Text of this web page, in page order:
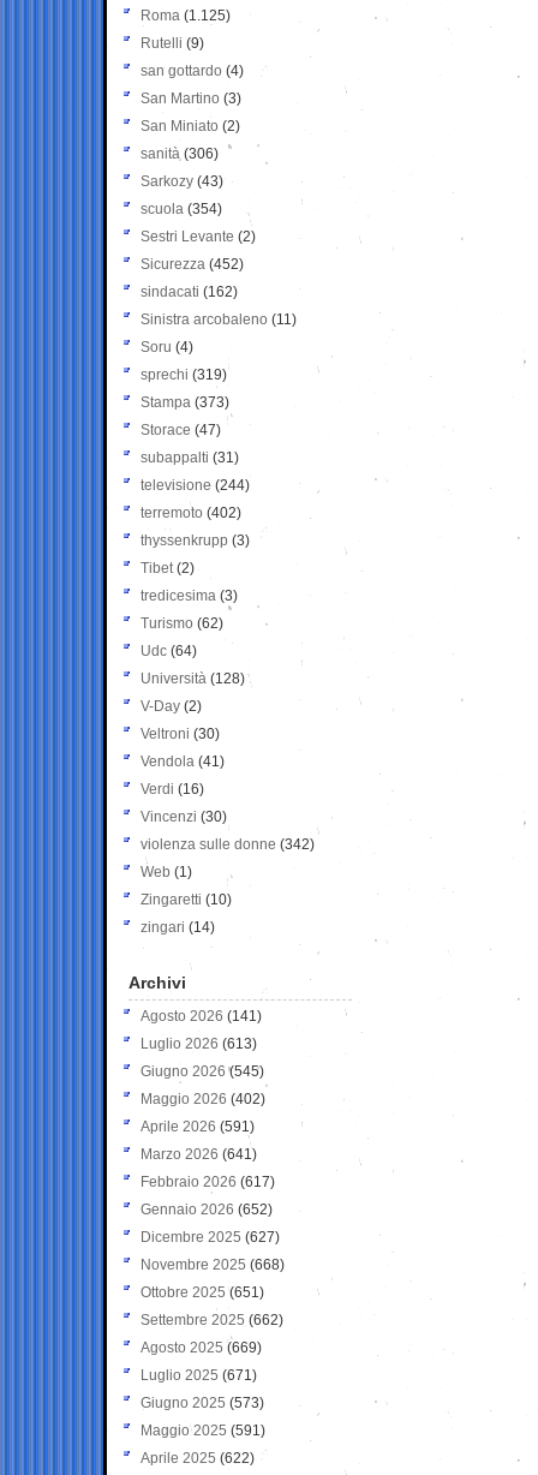
Roma (1.125)
Rutelli (9)
san gottardo (4)
San Martino (3)
San Miniato (2)
sanità (306)
Sarkozy (43)
scuola (354)
Sestri Levante (2)
Sicurezza (452)
sindacati (162)
Sinistra arcobaleno (11)
Soru (4)
sprechi (319)
Stampa (373)
Storace (47)
subappalti (31)
televisione(244)
terremoto (402)
thyssenkrupp (3)
Tibet(2)
tredicesima (3)
Turismo (62)
Udc (64)
Università (128)
V-Day (2)
Veltroni (30)
Vendola (41)
Verdi (16)
Vincenzi (30)
violenza sulle donne (342)
Web (1)
Zingaretti (10)
zingari (14)
Archivi
Agosto 2026 (141)
Luglio 2026 (613)
Giugno 2026 (545)
Maggio 2026 (402)
Aprile 2026 (591)
Marzo 2026 (641)
Febbraio 2026 (617)
Gennaio 2026 (652)
Dicembre 2025 (627)
Novembre 2025 (668)
Ottobre 2025 (651)
Settembre 2025 (662)
Agosto 2025 (669)
Luglio 2025 (671)
Giugno 2025 (573)
Maggio 2025 (591)
Aprile 2025 (622)